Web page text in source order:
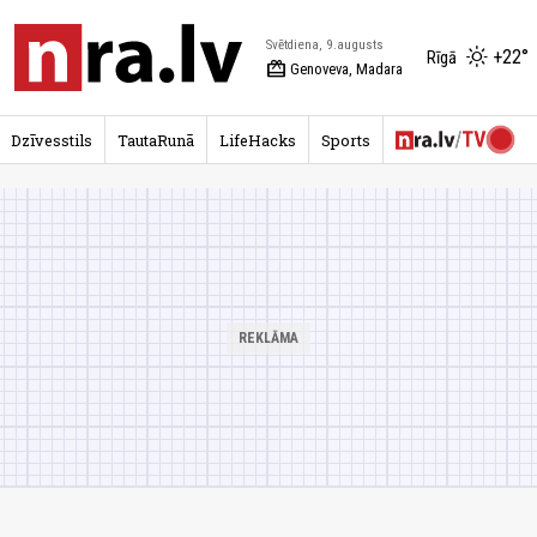
Svētdiena, 9.augusts
redeem Genoveva, Madara
Rīgā +22°
Dzīvesstils TautaRunā LifeHacks Sports